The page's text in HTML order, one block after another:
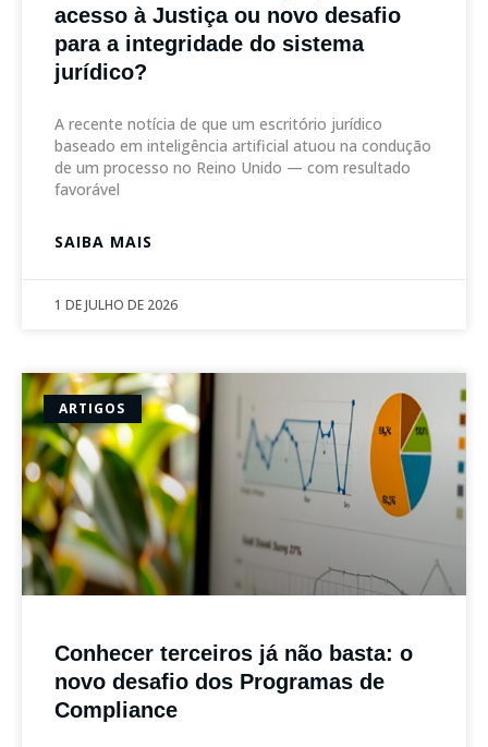
acesso à Justiça ou novo desafio
para a integridade do sistema
jurídico?
A recente notícia de que um escritório jurídico
baseado em inteligência artificial atuou na condução
de um processo no Reino Unido — com resultado
favorável
SAIBA MAIS
1 DE JULHO DE 2026
ARTIGOS
Conhecer terceiros já não basta: o
novo desafio dos Programas de
Compliance